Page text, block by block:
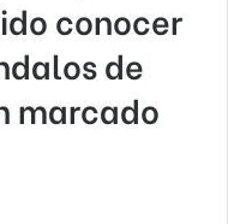
conocer
de
marcado